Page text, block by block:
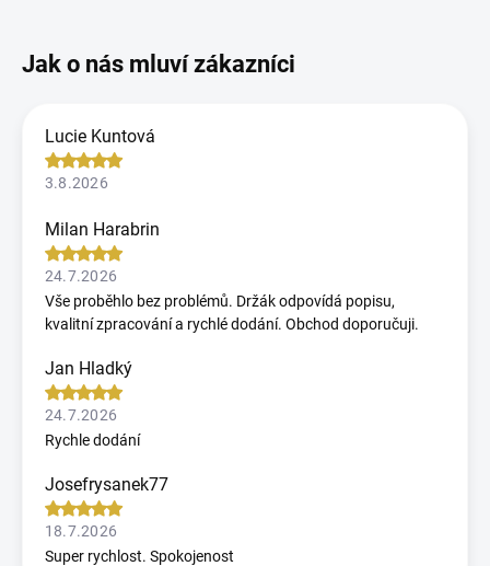
Lucie Kuntová
3.8.2026
Milan Harabrin
24.7.2026
Vše proběhlo bez problémů. Držák odpovídá popisu,
kvalitní zpracování a rychlé dodání. Obchod doporučuji.
Jan Hladký
24.7.2026
Rychle dodání
Josefrysanek77
18.7.2026
Super rychlost. Spokojenost